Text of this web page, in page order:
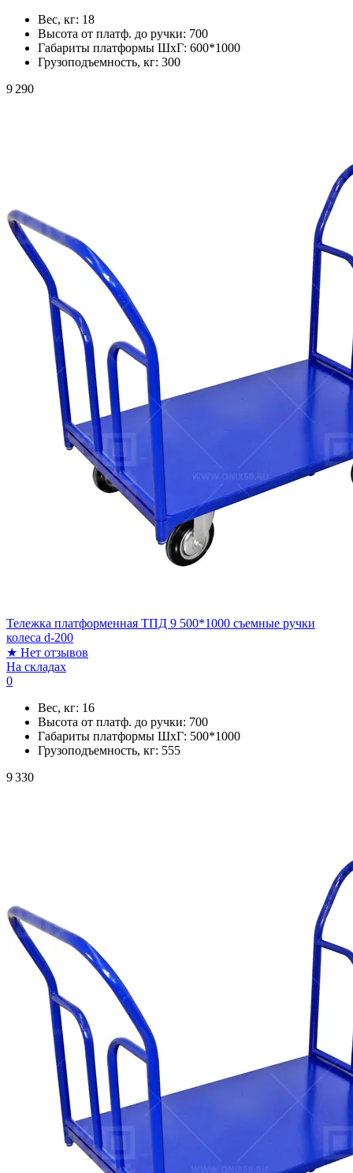
Вес, кг: 18
Высота от платф. до ручки: 700
Габариты платформы ШxГ: 600*1000
Грузоподъемность, кг: 300
9 290
Тележка платформенная ТПД 9 500*1000 съемные ручки
колеса d-200
★ Нет отзывов
На складах
0
Вес, кг: 16
Высота от платф. до ручки: 700
Габариты платформы ШxГ: 500*1000
Грузоподъемность, кг: 555
9 330